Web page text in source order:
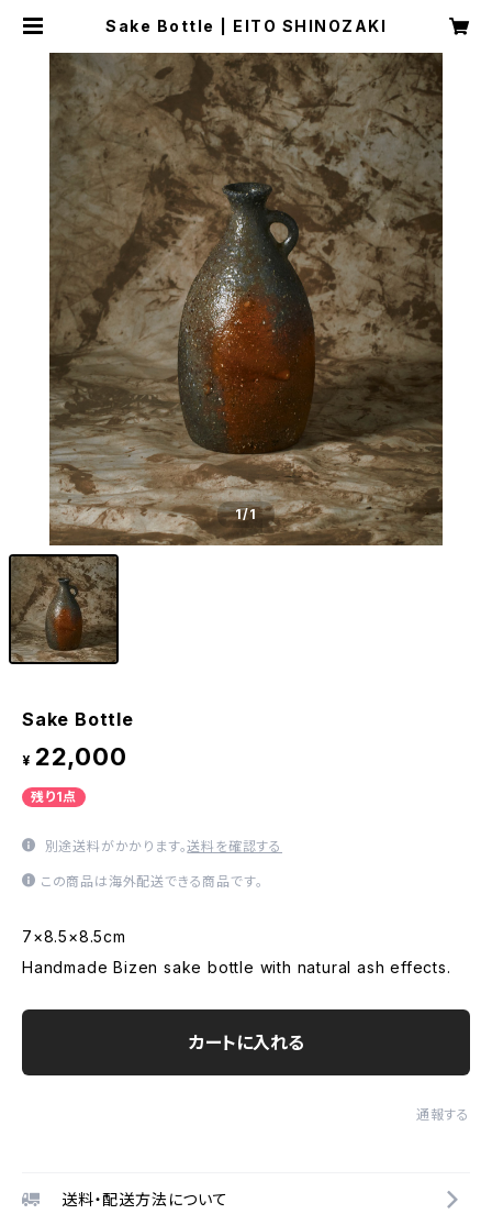
Sake Bottle | EITO SHINOZAKI
1/1
Sake Bottle
¥ 22,000
残り1点
別途送料がかかります。送料を確認する
この商品は海外配送できる商品です。
7×8.5×8.5cm
Handmade Bizen sake bottle with natural ash effects.
カートに入れる
通報する
送料・配送方法について